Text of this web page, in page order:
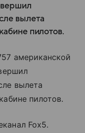
вылета
пилотов.
американской
вылета
пилотов.
Fox5.